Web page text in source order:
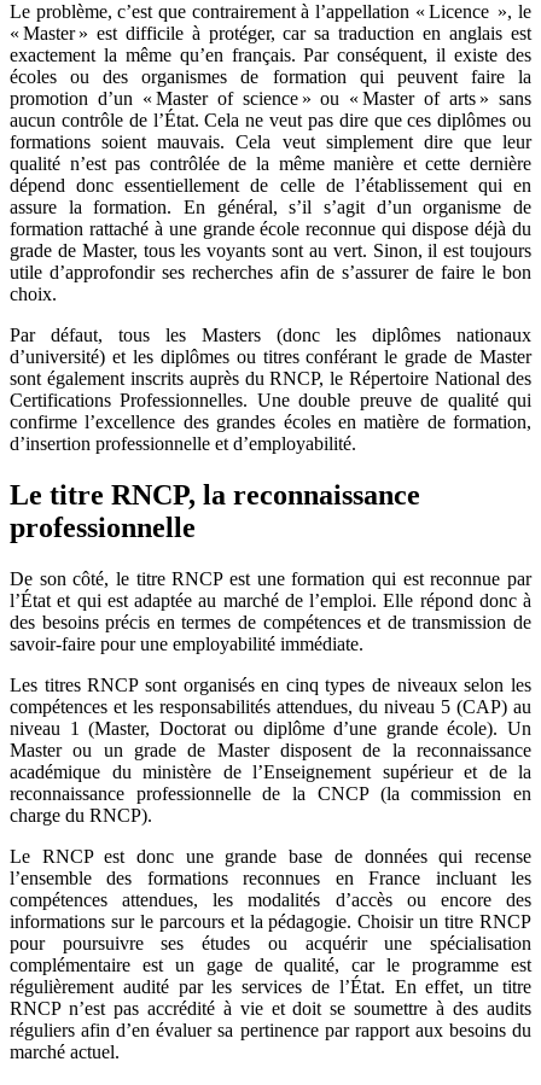
Le problème, c’est que contrairement à l’appellation « Licence », le
« Master » est difficile à protéger, car sa traduction en anglais est
exactement la même qu’en français. Par conséquent, il existe des
écoles ou des organismes de formation qui peuvent faire la
promotion d’un « Master of science » ou « Master of arts » sans
aucun contrôle de l’État. Cela ne veut pas dire que ces diplômes ou
formations soient mauvais. Cela veut simplement dire que leur
qualité n’est pas contrôlée de la même manière et cette dernière
dépend donc essentiellement de celle de l’établissement qui en
assure la formation. En général, s’il s’agit d’un organisme de
formation rattaché à une grande école reconnue qui dispose déjà du
grade de Master, tous les voyants sont au vert. Sinon, il est toujours
utile d’approfondir ses recherches afin de s’assurer de faire le bon
choix.
Par défaut, tous les Masters (donc les diplômes nationaux
d’université) et les diplômes ou titres conférant le grade de Master
sont également inscrits auprès du RNCP, le Répertoire National des
Certifications Professionnelles. Une double preuve de qualité qui
confirme l’excellence des grandes écoles en matière de formation,
d’insertion professionnelle et d’employabilité.
Le titre RNCP, la reconnaissance
professionnelle
De son côté, le titre RNCP est une formation qui est reconnue par
l’État et qui est adaptée au marché de l’emploi. Elle répond donc à
des besoins précis en termes de compétences et de transmission de
savoir-faire pour une employabilité immédiate.
Les titres RNCP sont organisés en cinq types de niveaux selon les
compétences et les responsabilités attendues, du niveau 5 (CAP) au
niveau 1 (Master, Doctorat ou diplôme d’une grande école). Un
Master ou un grade de Master disposent de la reconnaissance
académique du ministère de l’Enseignement supérieur et de la
reconnaissance professionnelle de la CNCP (la commission en
charge du RNCP).
Le RNCP est donc une grande base de données qui recense
l’ensemble des formations reconnues en France incluant les
compétences attendues, les modalités d’accès ou encore des
informations sur le parcours et la pédagogie. Choisir un titre RNCP
pour poursuivre ses études ou acquérir une spécialisation
complémentaire est un gage de qualité, car le programme est
régulièrement audité par les services de l’État. En effet, un titre
RNCP n’est pas accrédité à vie et doit se soumettre à des audits
réguliers afin d’en évaluer sa pertinence par rapport aux besoins du
marché actuel.